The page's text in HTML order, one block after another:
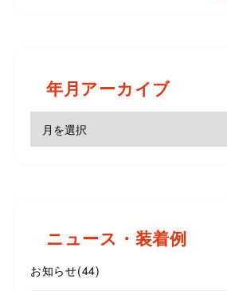
年月アーカイブ
ニュース・装着例
お知らせ(44)